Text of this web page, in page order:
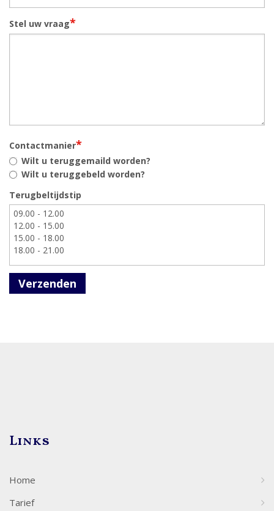
Stel uw vraag*
Contactmanier*
Wilt u teruggemaild worden?
Wilt u teruggebeld worden?
Terugbeltijdstip
Verzenden
Links
Home
Tarief